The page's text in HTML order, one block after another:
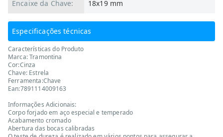
Encaixe da Chave: 18x19 mm
Especificações técnicas
Características do Produto
Marca: Tramontina
Cor:Cinza
Chave: Estrela
Ferramenta:Chave
Ean:7891114009163
Informações Adicionais:
Corpo forjado em aço especial e temperado
Acabamento cromado
Abertura das bocas calibradas